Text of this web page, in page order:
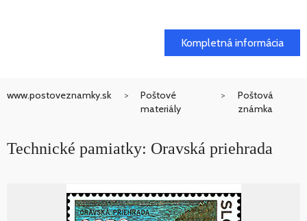
Kompletná informácia
www.postoveznamky.sk
Poštové
materiály
Poštová
známka
Technické pamiatky: Oravská priehrada